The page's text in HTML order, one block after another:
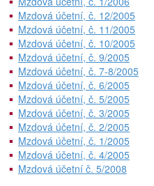
Mzdová účetní, č. 12/2005
Mzdová účetní, č. 11/2005
Mzdová účetní, č. 10/2005
Mzdová účetní, č. 9/2005
Mzdová účetní, č. 7-8/2005
Mzdová účetní, č. 6/2005
Mzdová účetní, č. 5/2005
Mzdová účetní, č. 3/2005
Mzdová účetní, č. 2/2005
Mzdová účetní, č. 1/2005
Mzdová účetní, č. 4/2005
Mzdová účetní č. 5/2008